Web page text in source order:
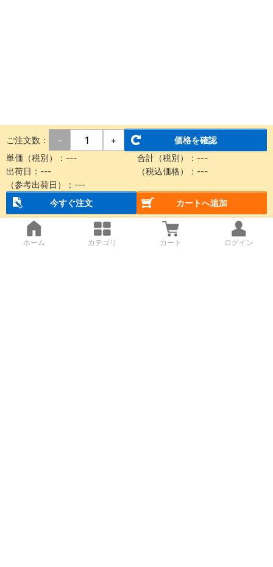
ご注文数： - +
価格を確認
単価（税別）： --- 合計（税別）： ---
出荷日： --- （税込価格）： ---
（参考出荷日）： ---
今すぐ注文
カートへ追加
ホーム カテゴリ カート ログイン